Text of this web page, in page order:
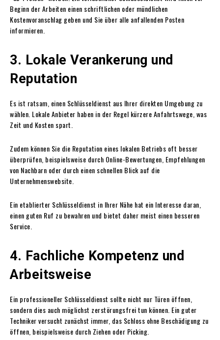
Beginn der Arbeiten einen schriftlichen oder mündlichen
Kostenvoranschlag geben und Sie über alle anfallenden Posten
informieren.
3. Lokale Verankerung und
Reputation
Es ist ratsam, einen Schlüsseldienst aus Ihrer direkten Umgebung zu
wählen. Lokale Anbieter haben in der Regel kürzere Anfahrtswege, was
Zeit und Kosten spart.
Zudem können Sie die Reputation eines lokalen Betriebs oft besser
überprüfen, beispielsweise durch Online-Bewertungen, Empfehlungen
von Nachbarn oder durch einen schnellen Blick auf die
Unternehmenswebsite.
Ein etablierter Schlüsseldienst in Ihrer Nähe hat ein Interesse daran,
einen guten Ruf zu bewahren und bietet daher meist einen besseren
Service.
4. Fachliche Kompetenz und
Arbeitsweise
Ein professioneller Schlüsseldienst sollte nicht nur Türen öffnen,
sondern dies auch möglichst zerstörungsfrei tun können. Ein guter
Techniker versucht zunächst immer, das Schloss ohne Beschädigung zu
öffnen, beispielsweise durch Ziehen oder Picking.